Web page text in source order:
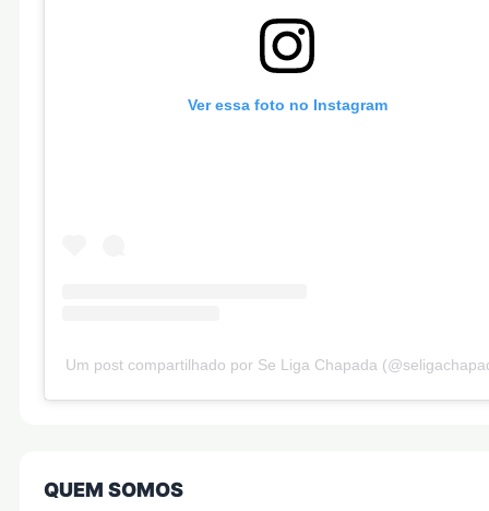
Ver essa foto no Instagram
Um post compartilhado por Se Liga Chapada
QUEM SOMOS